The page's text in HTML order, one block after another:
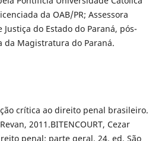
da OAB/PR; Assessora
do Estado do Paraná, pós-
da Magistratura do Paraná.
crítica ao direito penal brasileiro.
2011.BITENCOURT, Cezar
penal: parte geral. 24. ed. São